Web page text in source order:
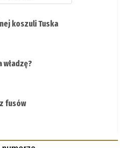
koszuli Tuska
władzę?
fusów